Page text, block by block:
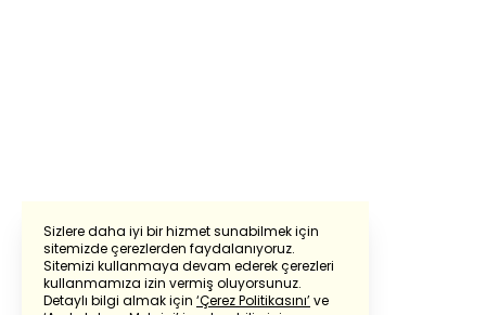
Sizlere daha iyi bir hizmet sunabilmek için
sitemizde çerezlerden faydalanıyoruz.
Sitemizi kullanmaya devam ederek çerezleri
kullanmamıza izin vermiş oluyorsunuz.
Detaylı bilgi almak için ‘Çerez Politikasını’ve
Powered by Translate